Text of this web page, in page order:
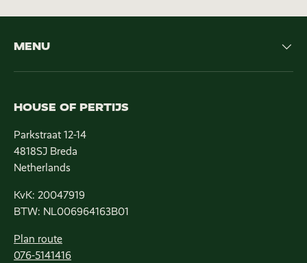
MENU
HOUSE OF PERTIJS
Parkstraat 12-14
4818SJ Breda
Netherlands
KvK: 20047919
BTW: NL006964163B01
Plan route
076-5141416